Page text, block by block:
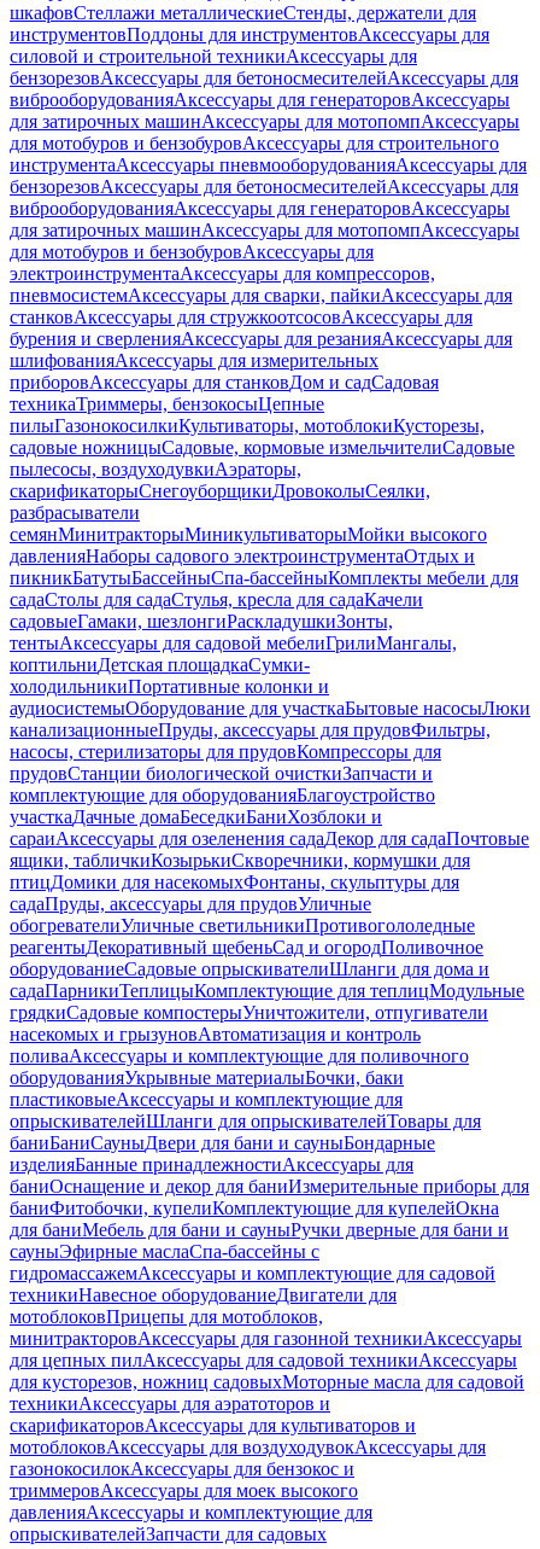
шкафовСтеллажи металлическиеСтенды, держатели для
инструментовПоддоны для инструментовАксессуары для
силовой и строительной техникиАксессуары для
бензорезовАксессуары для бетоносмесителейАксессуары для
виброоборудованияАксессуары для генераторовАксессуары
для затирочных машинАксессуары для мотопомпАксессуары
для мотобуров и бензобуровАксессуары для строительного
инструментаАксессуары пневмооборудованияАксессуары для
бензорезовАксессуары для бетоносмесителейАксессуары для
виброоборудованияАксессуары для генераторовАксессуары
для затирочных машинАксессуары для мотопомпАксессуары
для мотобуров и бензобуровАксессуары для
электроинструментаАксессуары для компрессоров,
пневмосистемАксессуары для сварки, пайкиАксессуары для
станковАксессуары для стружкоотсосовАксессуары для
бурения и сверленияАксессуары для резанияАксессуары для
шлифованияАксессуары для измерительных
приборовАксессуары для станковДом и садСадовая
техникаТриммеры, бензокосыЦепные
пилыГазонокосилкиКультиваторы, мотоблокиКусторезы,
садовые ножницыСадовые, кормовые измельчителиСадовые
пылесосы, воздуходувкиАэраторы,
скарификаторыСнегоуборщикиДровоколыСеялки,
разбрасыватели
семянМинитракторыМиникультиваторыМойки высокого
давленияНаборы садового электроинструментаОтдых и
пикникБатутыБассейныСпа-бассейныКомплекты мебели для
садаСтолы для садаСтулья, кресла для садаКачели
садовыеГамаки, шезлонгиРаскладушкиЗонты,
тентыАксессуары для садовой мебелиГрилиМангалы,
коптильниДетская площадкаСумки-
холодильникиПортативные колонки и
аудиосистемыОборудование для участкаБытовые насосыЛюки
канализационныеПруды, аксессуары для прудовФильтры,
насосы, стерилизаторы для прудовКомпрессоры для
прудовСтанции биологической очисткиЗапчасти и
комплектующие для оборудованияБлагоустройство
участкаДачные домаБеседкиБаниХозблоки и
сараиАксессуары для озеленения садаДекор для садаПочтовые
ящики, табличкиКозырькиСкворечники, кормушки для
птицДомики для насекомыхФонтаны, скульптуры для
садаПруды, аксессуары для прудовУличные
обогревателиУличные светильникиПротивогололедные
реагентыДекоративный щебеньСад и огородПоливочное
оборудованиеСадовые опрыскивателиШланги для дома и
садаПарникиТеплицыКомплектующие для теплицМодульные
грядкиСадовые компостерыУничтожители, отпугиватели
насекомых и грызуновАвтоматизация и контроль
поливаАксессуары и комплектующие для поливочного
оборудованияУкрывные материалыБочки, баки
пластиковыеАксессуары и комплектующие для
опрыскивателейШланги для опрыскивателейТовары для
баниБаниСауныДвери для бани и сауныБондарные
изделияБанные принадлежностиАксессуары для
баниОснащение и декор для баниИзмерительные приборы для
баниФитобочки, купелиКомплектующие для купелейОкна
для баниМебель для бани и сауныРучки дверные для бани и
сауныЭфирные маслаСпа-бассейны с
гидромассажемАксессуары и комплектующие для садовой
техникиНавесное оборудованиеДвигатели для
мотоблоковПрицепы для мотоблоков,
минитракторовАксессуары для газонной техникиАксессуары
для цепных пилАксессуары для садовой техникиАксессуары
для кусторезов, ножниц садовыхМоторные масла для садовой
техникиАксессуары для аэратоторов и
скарификаторовАксессуары для культиваторов и
мотоблоковАксессуары для воздуходувокАксессуары для
газонокосилокАксессуары для бензокос и
триммеровАксессуары для моек высокого
давленияАксессуары и комплектующие для
опрыскивателейЗапчасти для садовых